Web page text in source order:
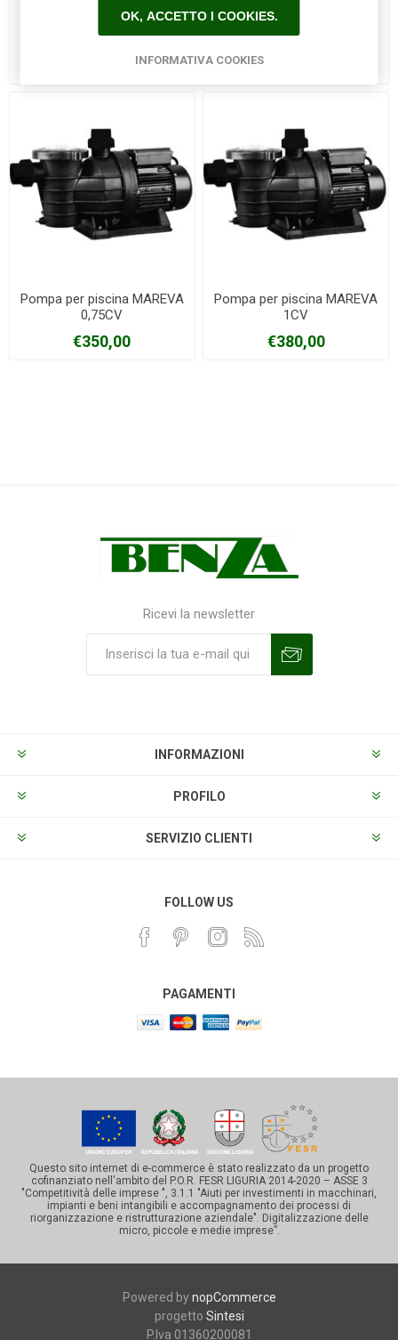
Pompa per piscina MAREVA
0,33CV
Pompa per piscina MAREVA
0,50CV
Pompa per piscina MAREVA
0,75CV
€350,00
Pompa per piscina MAREVA
1CV
€380,00
Ricevi la newsletter
INFORMAZIONI
PROFILO
SERVIZIO CLIENTI
FOLLOW US
PAGAMENTI
Questo sito internet di e-commerce è stato realizzato da un progetto
cofinanziato nell'ambito del P.O.R. FESR LIGURIA 2014-2020 – ASSE 3
"Competitività delle imprese ", 3.1.1 "Aiuti per investimenti in macchinari,
impianti e beni intangibili e accompagnamento dei processi di
riorganizzazione e ristrutturazione aziendale". Digitalizzazione delle
micro, piccole e medie imprese”.
Powered bynopCommerce
progetto Sintesi
P.Iva 01360200081
OK, ACCETTO I COOKIES.
INFORMATIVA COOKIES